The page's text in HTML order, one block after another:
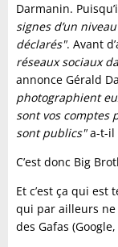
Darmanin.
signes d’un
déclarés". Avant
réseaux sociaux
annonce Gérald
photographient
sont vos comptes
sont publics"a-t-il
C’est donc Big
Et c’est ça qui
qui par ailleurs
des Gafas